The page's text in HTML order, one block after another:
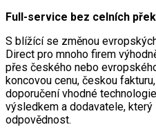
Full-service bez celních
S blížící se změnou
Direct pro mnoho firem
přes českého nebo
koncovou cenu, českou
doporučení vhodné
výsledkem a dodavatele,
odpovědnost.